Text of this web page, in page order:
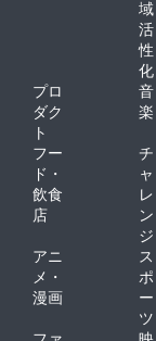
域
活
性
化
プロ
ダク
ト
音
楽
フー
ド・
飲食
店
チ
ャ
レ
ン
ジ
アニ
メ・
漫画
ス
ポ
ー
ツ